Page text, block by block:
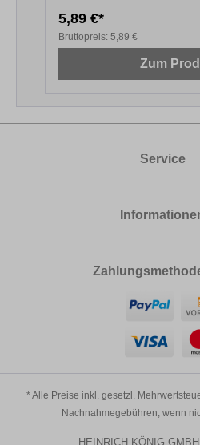
5,89 €*
Bruttopreis: 5,89 €
Zum
Service
* Alle Preise inkl. gesetzl.
Nachnahmegebühren, wenn
HEINRICH KÖNIG